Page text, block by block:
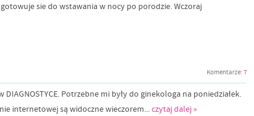
sie do wstawania w nocy po porodzie. Wczoraj
Komentarze: 7
DIAGNOSTYCE. Potrzebne mi były do ginekologa na poniedziałek.
internetowej są widoczne wieczorem...czytaj dalej »